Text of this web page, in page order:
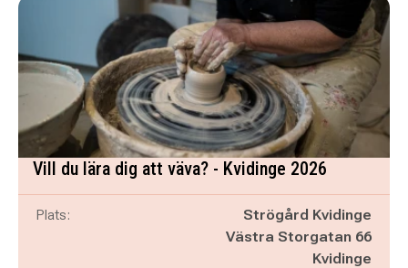
Vill du lära dig att väva? - Kvidinge 2026
Plats:
Strögård Kvidinge
Västra Storgatan 66
Kvidinge